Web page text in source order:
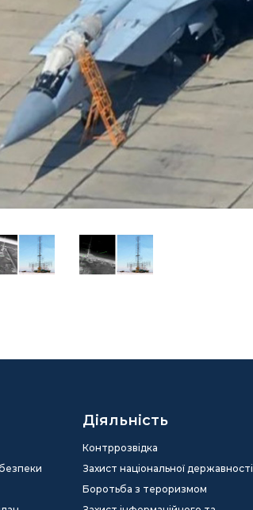
Діяльність
Контррозвідка
Захист національної державності
Боротьба з тероризмом